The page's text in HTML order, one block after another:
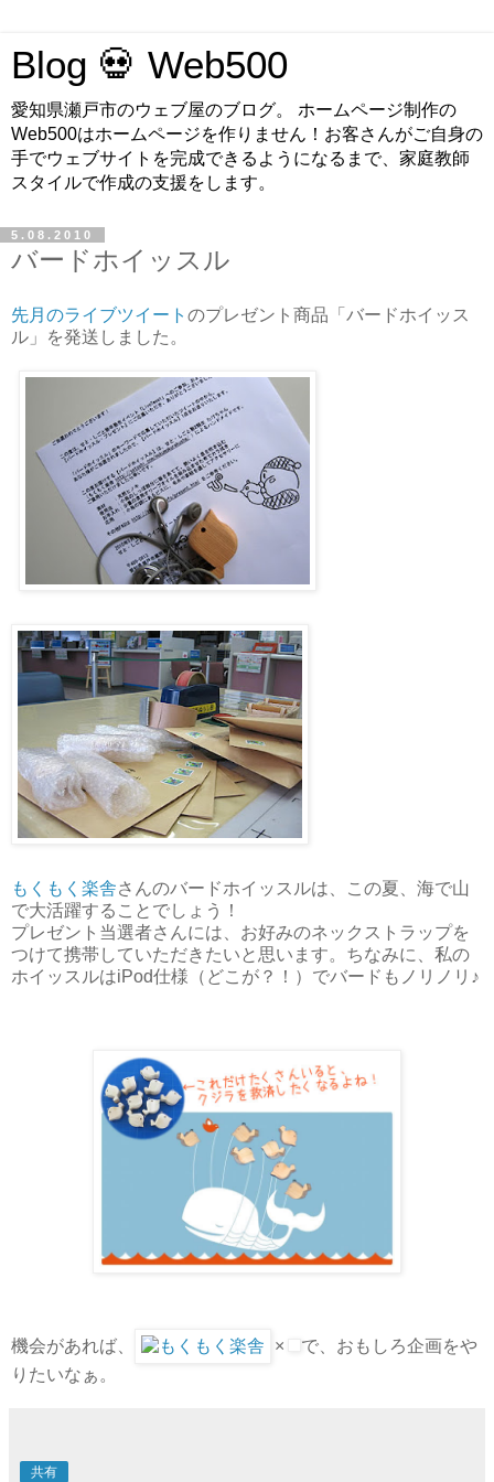
Blog 💀 Web500
愛知県瀬戸市のウェブ屋のブログ。 ホームページ制作の
Web500はホームページを作りません！お客さんがご自身の
手でウェブサイトを完成できるようになるまで、家庭教師
スタイルで作成の支援をします。
5.08.2010
バードホイッスル
先月のライブツイート のプレゼント商品「バードホイッス
ル」を発送しました。
もくもく楽舎さんのバードホイッスルは、この夏、海で山
で大活躍することでしょう！
プレゼント当選者さんには、お好みのネックストラップを
つけて携帯していただきたいと思います。ちなみに、私の
ホイッスルはiPod仕様（どこが？！）でバードもノリノリ♪
機会があれば、 ×
で、おもしろ企画をや
りたいなぁ。
共有